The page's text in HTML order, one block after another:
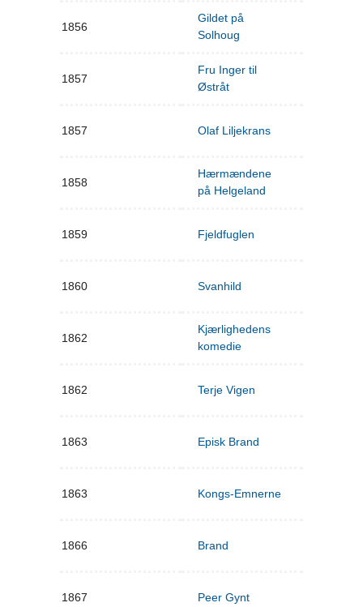
1856
Gildet på
Solhoug
1857
Fru Inger til
Østråt
1857 Olaf Liljekrans
1858
Hærmændene
på Helgeland
1859 Fjeldfuglen
1860 Svanhild
1862
Kjærlighedens
komedie
1862 Terje Vigen
1863 Episk Brand
1863 Kongs-Emnerne
1866 Brand
1867 Peer Gynt